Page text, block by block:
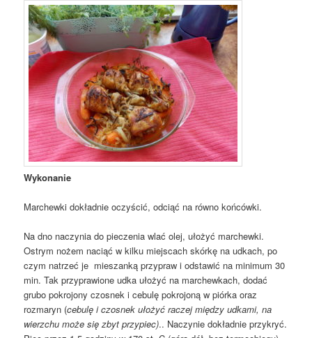
Wykonanie
Marchewki dokładnie oczyścić, odciąć na równo końcówki.
Na dno naczynia do pieczenia wlać olej, ułożyć marchewki.
Ostrym nożem naciąć w kilku miejscach skórkę na udkach, po
czym natrzeć je mieszanką przypraw i odstawić na minimum 30
min. Tak przyprawione udka ułożyć na marchewkach, dodać
grubo pokrojony czosnek i cebulę pokrojoną w piórka oraz
rozmaryn (cebulę i czosnek ułożyć raczej między udkami, na
wierzchu może się zbyt przypiec).. Naczynie dokładnie przykryć.